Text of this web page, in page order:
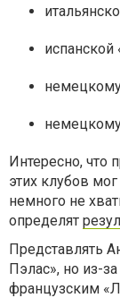
испанской
немецкому
Интересно, что
этих клубов
немного не
определят
Представлять
Пэлас», но из-
французским